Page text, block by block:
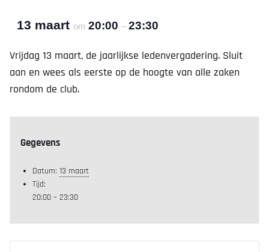
13 maart om 20:00 – 23:30
Vrijdag 13 maart, de jaarlijkse ledenvergadering. Sluit
aan en wees als eerste op de hoogte van alle zaken
rondom de club.
Gegevens
Datum: 13 maart
Tijd:
20:00 – 23:30